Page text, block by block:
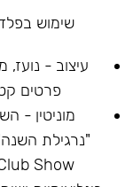
שימוש
עיצוב -
פרטים
מוניטין -